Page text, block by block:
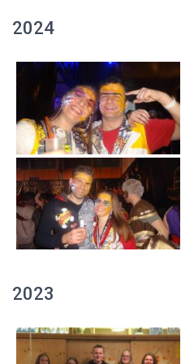
2024
2023